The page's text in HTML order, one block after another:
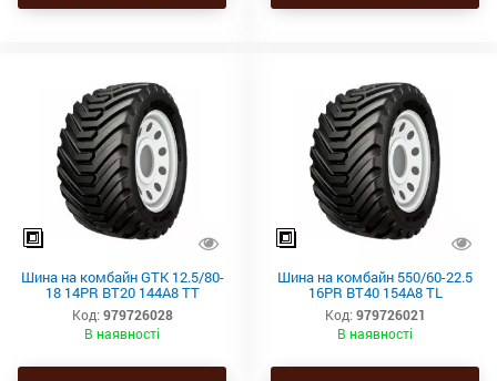
Шина на комбайн GTK 12.5/80-
18 14PR BT20 144A8 TT
Код: 979726028
В наявності
Шина на комбайн 550/60-22.5
16PR BT40 154A8 TL
Код: 979726021
В наявності